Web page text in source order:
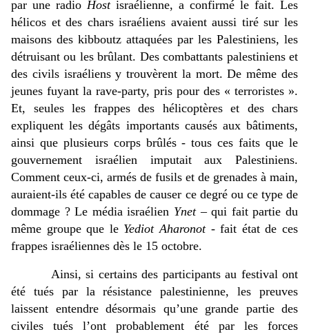
par une radio Host israélienne, a confirmé le fait. Les
hélicos et des chars israéliens avaient aussi tiré sur les
maisons des kibboutz attaquées par les Palestiniens, les
détruisant ou les brûlant. Des combattants palestiniens et
des civils israéliens y trouvèrent la mort. De même des
jeunes fuyant la rave-party, pris pour des « terroristes ».
Et, seules les frappes des hélicoptères et des chars
expliquent les dégâts importants causés aux bâtiments,
ainsi que plusieurs corps brûlés - tous ces faits que le
gouvernement israélien imputait aux Palestiniens.
Comment ceux-ci, armés de fusils et de grenades à main,
auraient-ils été capables de causer ce degré ou ce type de
dommage ? Le média israélien Ynet – qui fait partie du
même groupe que le Yediot Aharonot - fait état de ces
frappes israéliennes dès le 15 octobre.
Ainsi, si certains des participants au festival ont
été tués par la résistance palestinienne, les preuves
laissent entendre désormais qu’une grande partie des
civiles tués l’ont probablement été par les forces